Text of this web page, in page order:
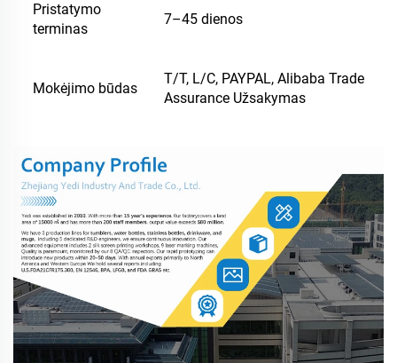
Pristatymo
terminas
7–45 dienos
Mokėjimo būdas
T/T, L/C, PAYPAL, Alibaba Trade
Assurance Užsakymas